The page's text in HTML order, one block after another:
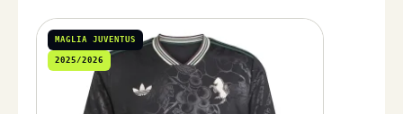
MAGLIA JUVENTUS
2025/2026